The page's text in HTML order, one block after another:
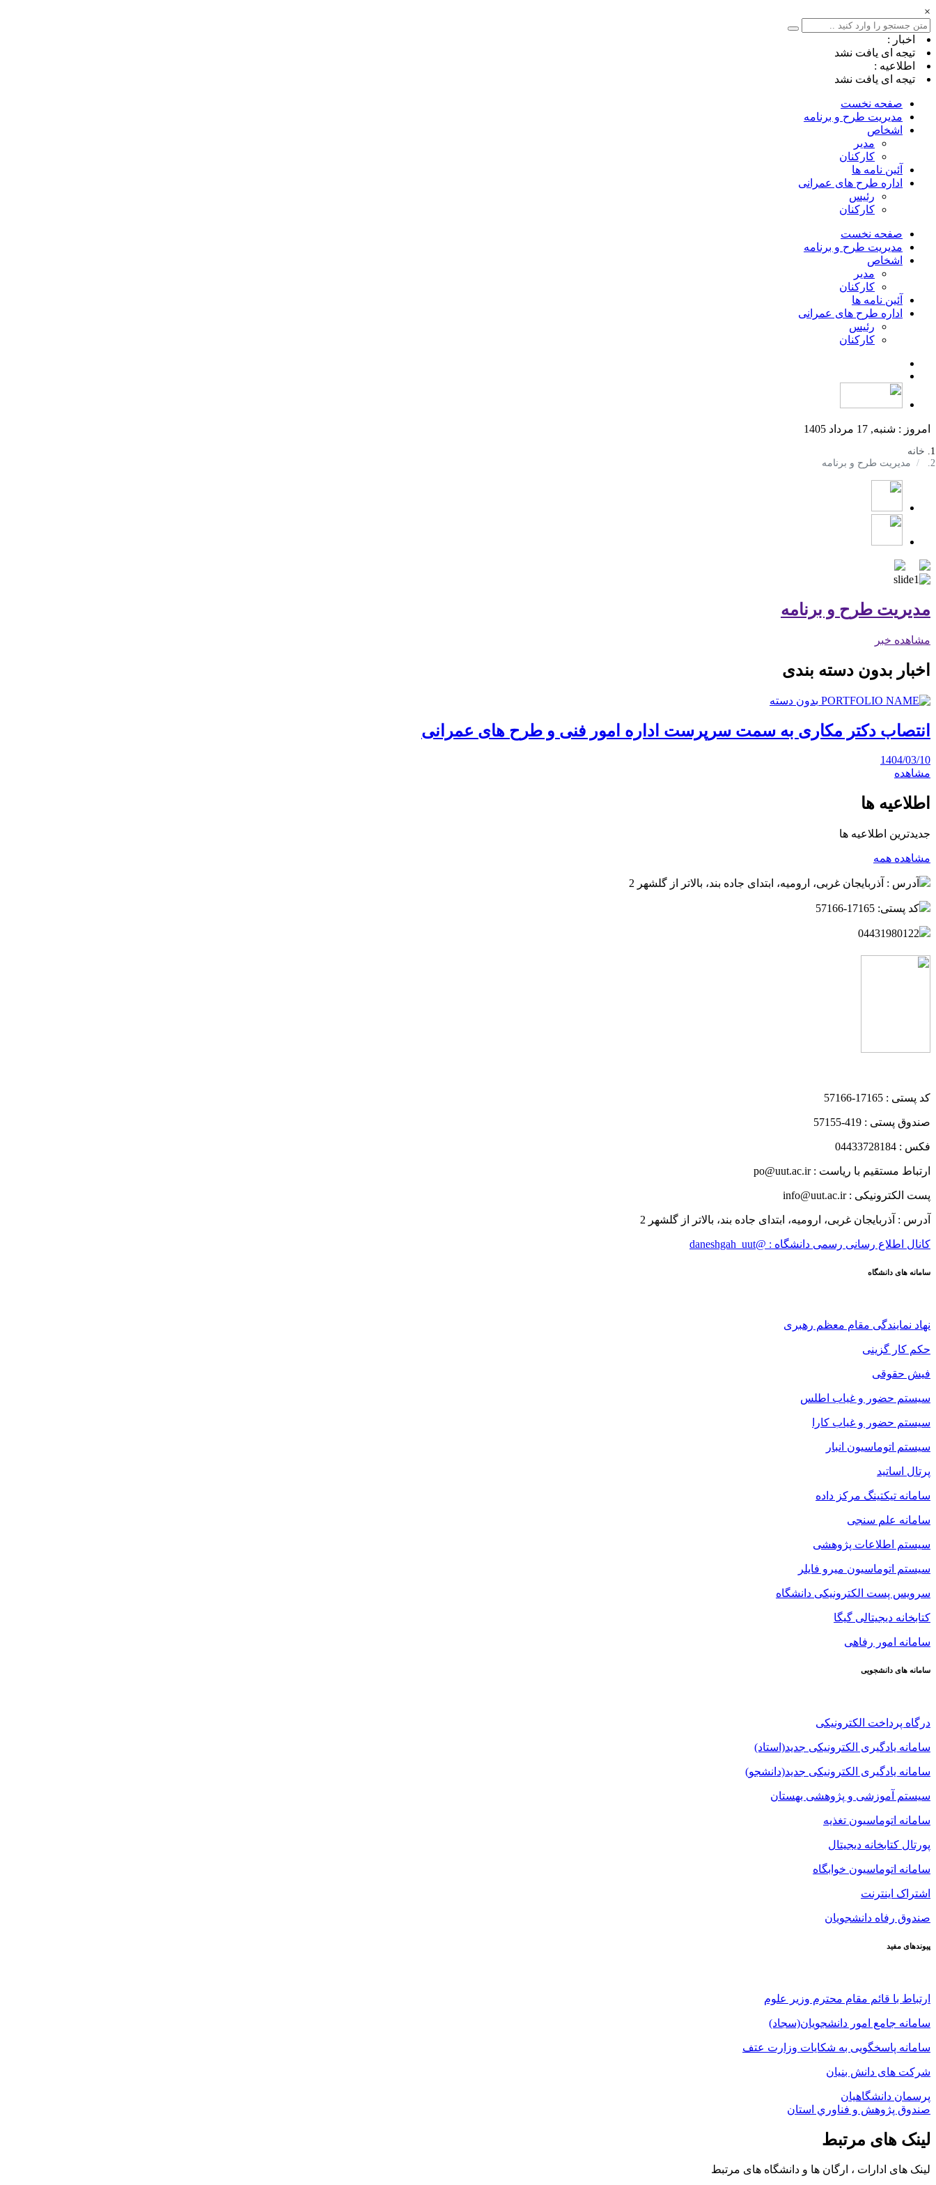
×
اخبار :
تیجه ای یافت نشد
اطلاعیه :
تیجه ای یافت نشد
صفحه نخست
مدیریت طرح و برنامه
اشخاص
مدیر
کارکنان
آئین نامه ها
اداره طرح های عمرانی
رئیس
کارکنان
صفحه نخست
مدیریت طرح و برنامه
اشخاص
مدیر
کارکنان
آئین نامه ها
اداره طرح های عمرانی
رئیس
کارکنان
امروز : شنبه, 17 مرداد 1405
خانه
مدیریت طرح و برنامه
مدیریت طرح و برنامه
مشاهده خبر
اخبار بدون دسته بندی
بدون دسته
انتصاب دکتر مکاری به سمت سرپرست اداره امور فنی و طرح های عمرانی
1404/03/10
مشاهده
اطلاعیه ها
جدیدترین اطلاعیه ها
مشاهده همه
آدرس : آذربایجان غربی، ارومیه، ابتدای جاده بند، بالاتر از گلشهر 2
کد پستی: 17165-57166
04431980122
کد پستی : 17165-57166
صندوق پستی : 419-57155
فکس : 04433728184
ارتباط مستقیم با ریاست : po@uut.ac.ir
پست الکترونیکی : info@uut.ac.ir
آدرس : آذربایجان غربی، ارومیه، ابتدای جاده بند، بالاتر از گلشهر 2
کانال اطلاع رسانی رسمی دانشگاه : @daneshgah_uut
سامانه های دانشگاه
نهاد نمایندگی مقام معظم رهبری
حکم کار گزینی
فیش حقوقی
سیستم حضور و غیاب اطلس
سیستم حضور و غیاب کارا
سیستم اتوماسیون انبار
پرتال اساتید
سامانه تیکتینگ مرکز داده
سامانه علم سنجی
سیستم اطلاعات پژوهشی
سیستم اتوماسیون میرو فایلر
سرویس پست الکترونیکی دانشگاه
کتابخانه دیجیتالی گیگا
سامانه امور رفاهی
سامانه های دانشجویی
درگاه پرداخت الکترونیکی
سامانه یادگیری الکترونیکی جدید(استاد)
سامانه یادگیری الکترونیکی جدید(دانشجو)
سیستم آموزشی و پژوهشی بهستان
سامانه اتوماسیون تغذیه
پورتال کتابخانه دیجیتال
سامانه اتوماسیون خوابگاه
اشتراک اینترنت
صندوق رفاه دانشجویان
پیوندهای مفید
ارتباط با قائم مقام محترم وزیر علوم
سامانه جامع امور دانشجویان(سجاد)
سامانه پاسخگویی به شکایات وزارت عتف
شرکت های دانش بنیان
پرسمان دانشگاهیان
صندوق پژوهش و فناوري استان
لینک های مرتبط
لینک های ادارات ، ارگان ها و دانشگاه های مرتبط